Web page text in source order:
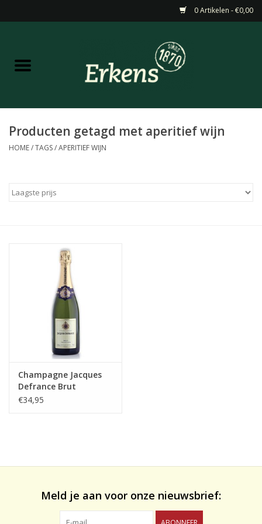
0 Artikelen - €0,00
Home
Barneveldse specialiteiten
Gedistilleerd &
likeuren&Overig
Wijnglazen - openers -karaffen
Producten getagd met aperitief wijn
HOME/TAGS/APERITIEF WIJN
Champagne Jacques
Defrance Brut
Tradition
€34,95
Meld je aan voor onze nieuwsbrief: